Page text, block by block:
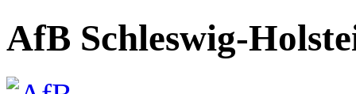
AfB Schleswig-